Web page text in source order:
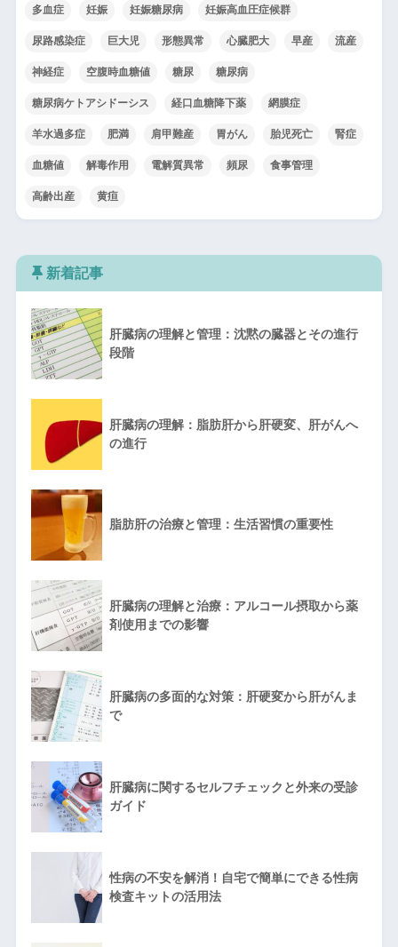
多血症 妊娠 妊娠糖尿病 妊娠高血圧症候群
尿路感染症 巨大児 形態異常 心臓肥大 早産 流産
神経症 空腹時血糖値 糖尿 糖尿病
糖尿病ケトアシドーシス 経口血糖降下薬 網膜症
羊水過多症 肥満 肩甲難産 胃がん 胎児死亡 腎症
血糖値 解毒作用 電解質異常 頻尿 食事管理
高齢出産 黄疸
新着記事
肝臓病の理解と管理：沈黙の臓器とその進行
段階
肝臓病の理解：脂肪肝から肝硬変、肝がんへ
の進行
脂肪肝の治療と管理：生活習慣の重要性
肝臓病の理解と治療：アルコール摂取から薬
剤使用までの影響
肝臓病の多面的な対策：肝硬変から肝がんま
で
肝臓病に関するセルフチェックと外来の受診
ガイド
性病の不安を解消！自宅で簡単にできる性病
検査キットの活用法